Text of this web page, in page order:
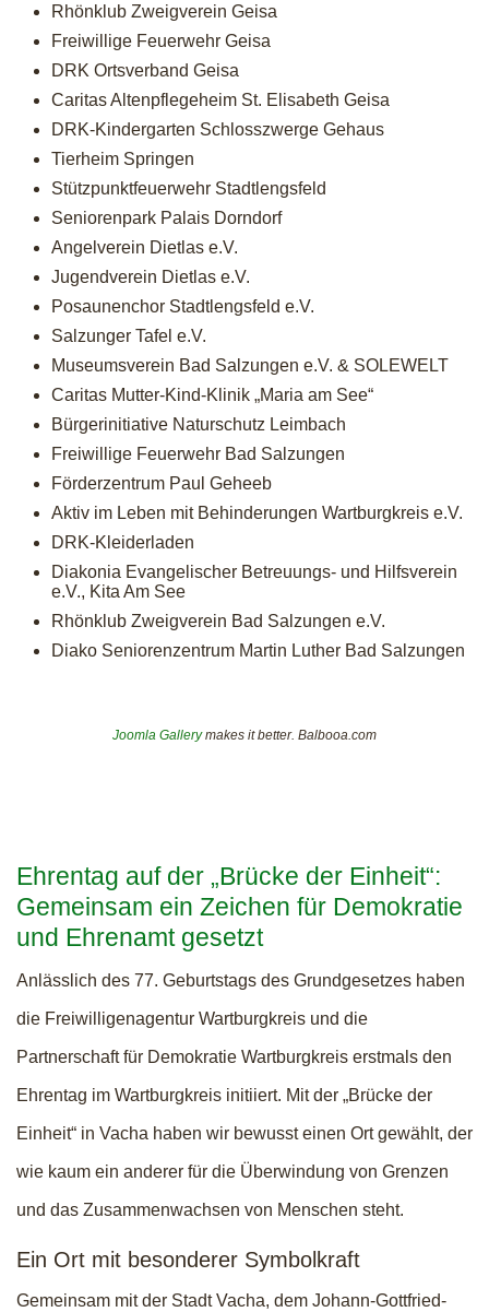
Rhönklub Zweigverein Geisa
Freiwillige Feuerwehr Geisa
DRK Ortsverband Geisa
Caritas Altenpflegeheim St. Elisabeth Geisa
DRK-Kindergarten Schlosszwerge Gehaus
Tierheim Springen
Stützpunktfeuerwehr Stadtlengsfeld
Seniorenpark Palais Dorndorf
Angelverein Dietlas e.V.
Jugendverein Dietlas e.V.
Posaunenchor Stadtlengsfeld e.V.
Salzunger Tafel e.V.
Museumsverein Bad Salzungen e.V. & SOLEWELT
Caritas Mutter-Kind-Klinik „Maria am See“
Bürgerinitiative Naturschutz Leimbach
Freiwillige Feuerwehr Bad Salzungen
Förderzentrum Paul Geheeb
Aktiv im Leben mit Behinderungen Wartburgkreis e.V.
DRK-Kleiderladen
Diakonia Evangelischer Betreuungs- und Hilfsverein
e.V., Kita Am See
Rhönklub Zweigverein Bad Salzungen e.V.
Diako Seniorenzentrum Martin Luther Bad Salzungen
Joomla Gallerymakes it better. Balbooa.com
Ehrentag auf der „Brücke der Einheit“:
Gemeinsam ein Zeichen für Demokratie
und Ehrenamt gesetzt
Anlässlich des 77. Geburtstags des Grundgesetzes haben
die Freiwilligenagentur Wartburgkreis und die
Partnerschaft für Demokratie Wartburgkreis erstmals den
Ehrentag im Wartburgkreis initiiert. Mit der „Brücke der
Einheit“ in Vacha haben wir bewusst einen Ort gewählt, der
wie kaum ein anderer für die Überwindung von Grenzen
und das Zusammenwachsen von Menschen steht.
Ein Ort mit besonderer Symbolkraft
Gemeinsam mit der Stadt Vacha, dem Johann-Gottfried-